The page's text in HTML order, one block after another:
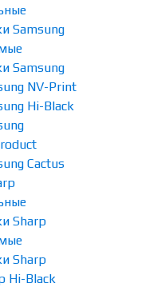
Samsung
Samsung
NV-Print
Hi-Black
Cactus
Sharp
Sharp
Hi-Black